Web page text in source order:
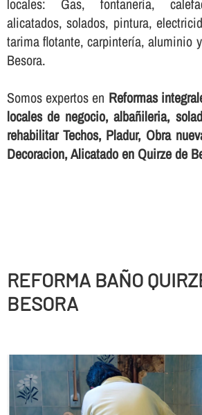
alicatados, solados, pintura,
tarima flotante, carpinterí­a, aluminio
Besora.
Somos expertos en Reformas
locales de negocio, albañileria,
rehabilitar Techos, Pladur, Obra
Decoracion, Alicatado en Quirze de
REFORMA BAÑO
BESORA